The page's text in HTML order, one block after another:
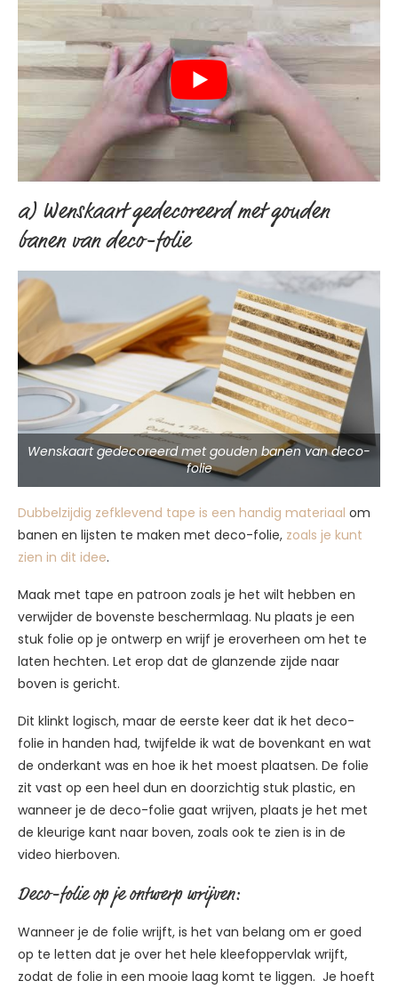
a) Wenskaart gedecoreerd met gouden
banen van deco-folie
Wenskaart gedecoreerd met gouden banen van deco-
folie
Dubbelzijdig zefklevend tape is een handig materiaal om
banen en lijsten te maken met deco-folie, zoals je kunt
zien in dit idee.
Maak met tape en patroon zoals je het wilt hebben en
verwijder de bovenste beschermlaag. Nu plaats je een
stuk folie op je ontwerp en wrijf je eroverheen om het te
laten hechten. Let erop dat de glanzende zijde naar
boven is gericht.
Dit klinkt logisch, maar de eerste keer dat ik het deco-
folie in handen had, twijfelde ik wat de bovenkant en wat
de onderkant was en hoe ik het moest plaatsen. De folie
zit vast op een heel dun en doorzichtig stuk plastic, en
wanneer je de deco-folie gaat wrijven, plaats je het met
de kleurige kant naar boven, zoals ook te zien is in de
video hierboven.
Deco-folie op je ontwerp wrijven:
Wanneer je de folie wrijft, is het van belang om er goed
op te letten dat je over het hele kleefoppervlak wrijft,
zodat de folie in een mooie laag komt te liggen. Je hoeft